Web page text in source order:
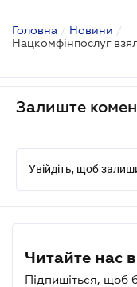
Головна / Новини /
Залиште
Увійдіть, щоб
Читайте нас
Підпишіться, щоб